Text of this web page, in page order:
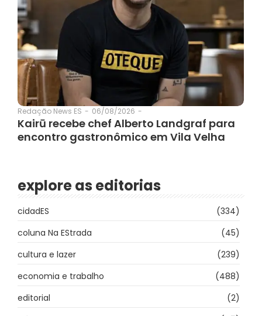
Redação News ES - 06/08/2026 -
Kairū recebe chef Alberto Landgraf para
encontro gastronômico em Vila Velha
explore as editorias
cidadES
(334)
coluna Na EStrada
(45)
cultura e lazer
(239)
economia e trabalho
(488)
editorial
(2)